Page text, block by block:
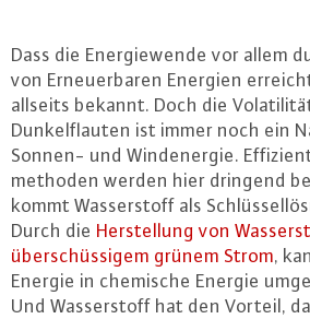
Dass die En­er­gie­wen­de vor allem
von Er­neu­er­ba­ren Energien
allseits bekannt. Doch die
Dun­kel­flau­ten ist immer noch ein
Sonnen- und Wind­ener­gie.
me­tho­den werden hier dringend
kommt Was­ser­stoff als
Durch die Her­stel­lung von
über­schüs­si­gem grünem Strom,
Energie in chemische Energie
Und Was­ser­stoff hat den Vorteil,